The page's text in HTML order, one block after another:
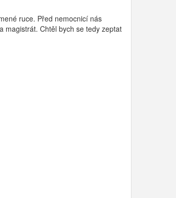
ruce. Před nemocnicí nás
magistrát. Chtěl bych se tedy zeptat